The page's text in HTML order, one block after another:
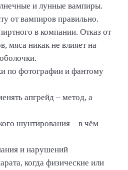
и лунные вампиры.
от вампиров правильно.
в компании. Отказ от
мяса никак не влияет на
по фотографии и фантому
апгрейд – метод, а
шунтирования – в чём
и нарушений
когда физические или